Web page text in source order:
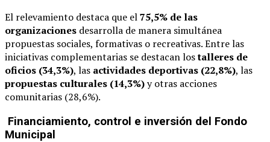
El relevamiento destaca que el75,5% de las
organizaciones desarrolla de manera simultánea
propuestas sociales, formativas o recreativas. Entre las
iniciativas complementarias se destacan lostalleres de
oficios (34,3%), las actividades deportivas (22,8%), las
propuestas culturales (14,3%)y otras acciones
comunitarias (28,6%).
Financiamiento, control e inversión del Fondo
Municipal